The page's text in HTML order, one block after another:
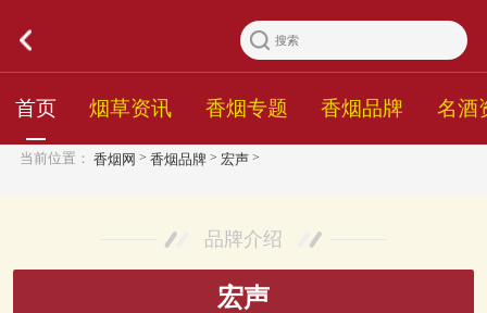
首页 烟草资讯 香烟专题 香烟品牌 名酒
当前位置： 香烟网 > 香烟品牌 > 宏声>
品牌介绍
宏声